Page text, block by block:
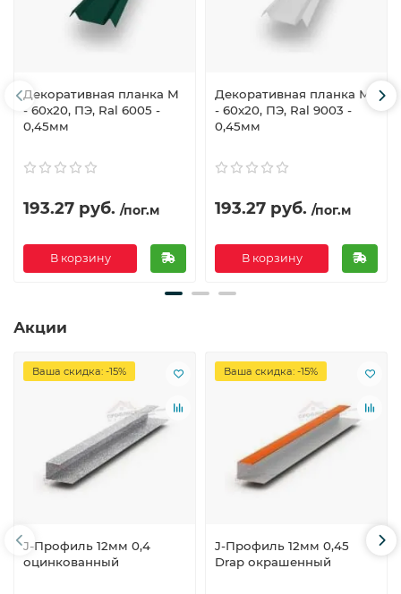
Декоративная планка М
- 60х20, ПЭ, Ral 6005 -
0,45мм
193.27 руб. /пог.м
В корзину
Декоративная планка М
- 60х20, ПЭ, Ral 9003 -
0,45мм
193.27 руб. /пог.м
В корзину
Акции
Ваша скидка: -15%
J-Профиль 12мм 0,4
оцинкованный
Ваша скидка: -15%
J-Профиль 12мм 0,45
Drap окрашенный